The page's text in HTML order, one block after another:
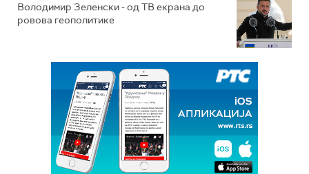
Володимир Зеленски - од ТВ екрана до
ровова геополитике